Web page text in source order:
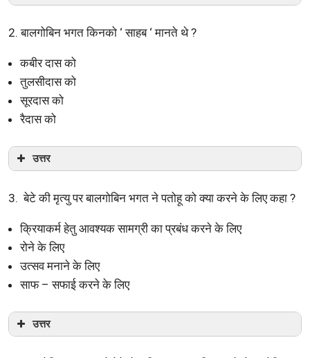
2. बालगोबिन भगत किनको ‘ साहब ‘ मानते थे ?
कबीर दास को
तुलसीदास को
सूरदास को
रैदास को
उत्तर
3. बेटे की मृत्यु पर बालगोबिन भगत ने पतोहू को क्या करने के लिए कहा ?
क्रियाकर्म हेतु आवश्यक सामग्री का प्रबंध करने के लिए
रोने के लिए
उत्सव मनाने के लिए
साफ – सफाई करने के लिए
उत्तर